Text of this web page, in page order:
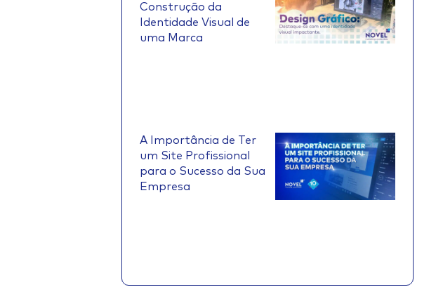
Construção da
Identidade Visual de
uma Marca
A Importância de Ter
um Site Profissional
para o Sucesso da Sua
Empresa